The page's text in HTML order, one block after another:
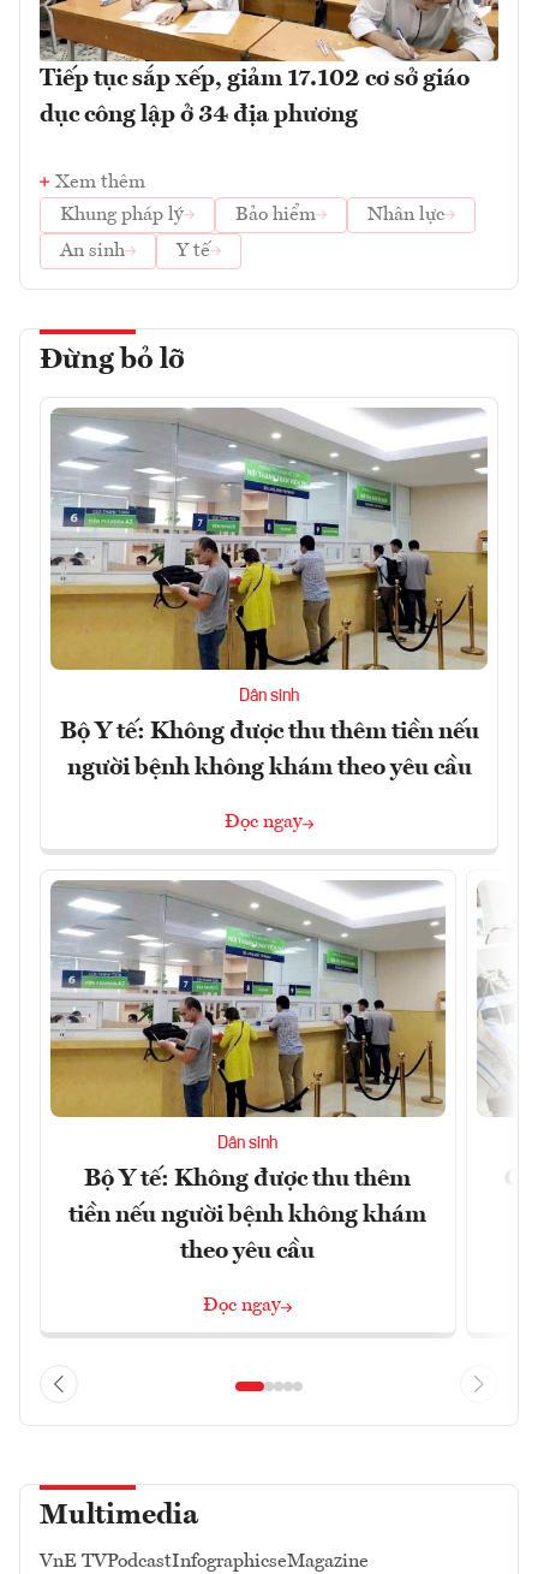
Tiếp tục sắp xếp, giảm 17.102 cơ sở giáo
dục công lập ở 34 địa phương
Xem thêm
Khung pháp lý
Bảo hiểm
Nhân lực
An sinh
Y tế
Đừng bỏ lỡ
Dân sinh
Bộ Y tế: Không được thu thêm tiền nếu
người bệnh không khám theo yêu cầu
Đọc ngay
Dân sinh
Bộ Y tế: Không được thu thêm
tiền nếu người bệnh không khám
theo yêu cầu
Đọc ngay
Multimedia
VnE TVPodcastInfographicseMagazine